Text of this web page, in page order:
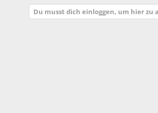
Du musst dich einloggen, um hier zu